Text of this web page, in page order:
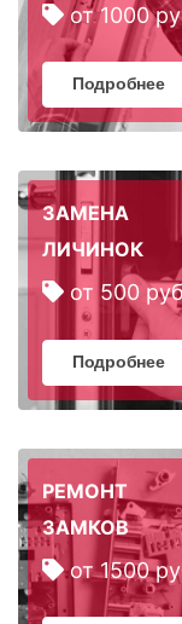
от 1000
Подробнее
ЗАМЕНА
ЛИЧИНОК
от 500
Подробнее
РЕМОНТ
ЗАМКОВ
от 1500